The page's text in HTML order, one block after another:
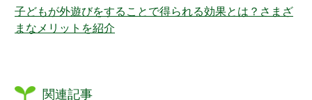
子どもが外遊びをすることで得られる効果とは？さまざ
まなメリットを紹介
関連記事